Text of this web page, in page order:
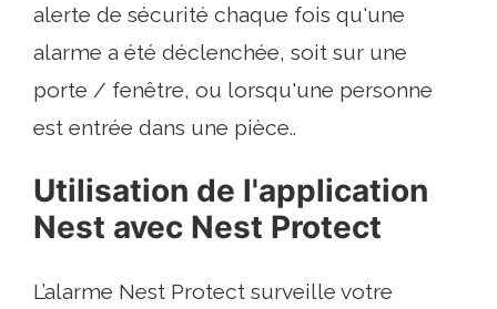
alerte de sécurité chaque fois qu'une
alarme a été déclenchée, soit sur une
porte / fenêtre, ou lorsqu'une personne
est entrée dans une pièce..
Utilisation de l'application
Nest avec Nest Protect
L’alarme Nest Protect surveille votre